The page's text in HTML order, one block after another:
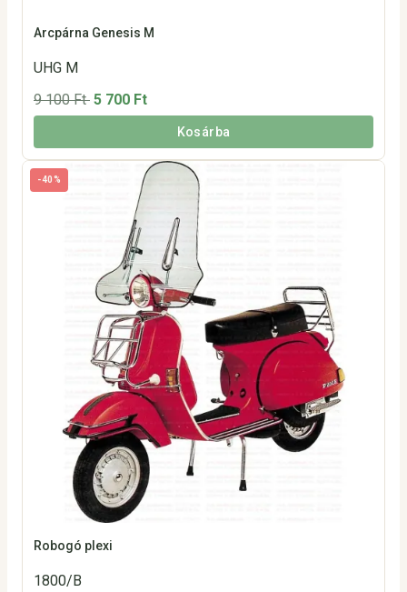
Arcpárna Genesis M
UHG M
9 100 Ft 5 700 Ft
Kosárba
-40%
Robogó plexi
1800/B